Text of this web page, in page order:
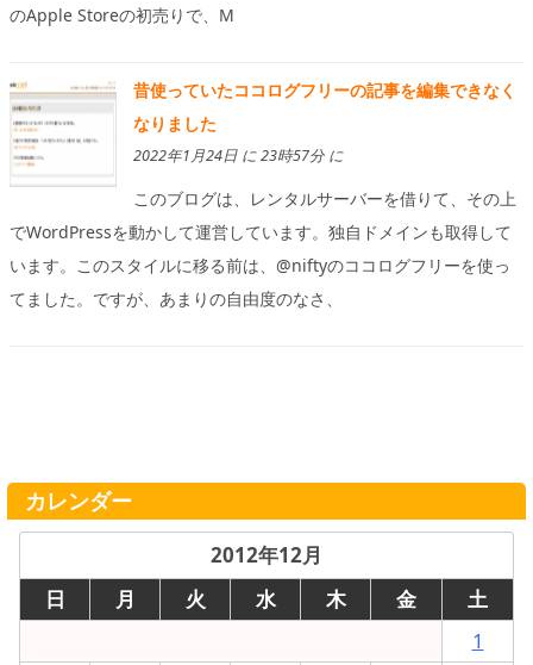
のApple Storeの初売りで、M
昔使っていたココログフリーの記事を編集できなく
なりました
2022年1月24日 に 23時57分 に
このブログは、レンタルサーバーを借りて、その上
でWordPressを動かして運営しています。独自ドメインも取得して
います。このスタイルに移る前は、@niftyのココログフリーを使っ
てました。ですが、あまりの自由度のなさ、
カレンダー
2012年12月
日
月 火 水 木 金
土
1